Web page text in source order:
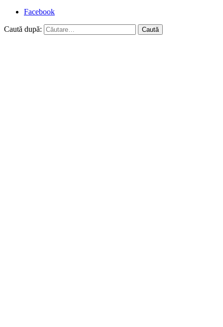
Facebook
Caută după: